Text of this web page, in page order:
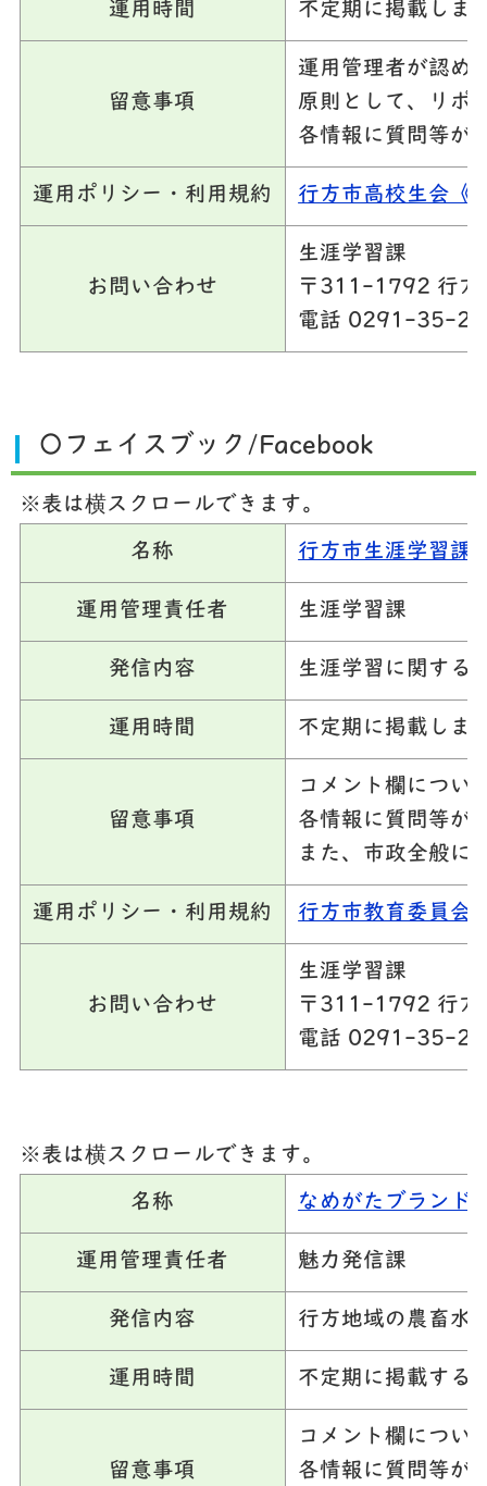
運用時間 不定期に掲載しま
留意事項
運用管理者が認め
原則として、リポ
各情報に質問等が
運用ポリシー・利用規約 行方市高校生会《
お問い合わせ
生涯学習課
〒311-1792 行
電話 0291-35-
〇フェイスブック/Facebook
※表は横スクロールできます。
名称 行方市生涯学習課
運用管理責任者 生涯学習課
発信内容 生涯学習に関する
運用時間 不定期に掲載しま
留意事項
コメント欄につい
各情報に質問等が
また、市政全般に
運用ポリシー・利用規約 行方市教育委員会
お問い合わせ
生涯学習課
〒311-1792 行
電話 0291-35-
※表は横スクロールできます。
名称 なめがたブランド
運用管理責任者 魅力発信課
発信内容 行方地域の農畜水
運用時間 不定期に掲載する
留意事項
コメント欄につい
各情報に質問等が